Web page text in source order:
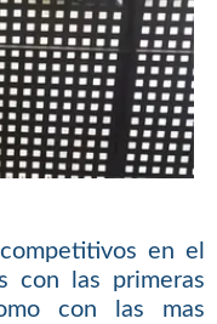
en el
con las primeras
con las mas